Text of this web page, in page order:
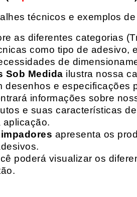
técnicos e exemplos
as diferentes categorias
como tipo de adesivo,
de
Sob Medida ilustra nossa
desenhos e
informações sobre
e suas características
aplicação.
apresenta os
poderá visualizar os